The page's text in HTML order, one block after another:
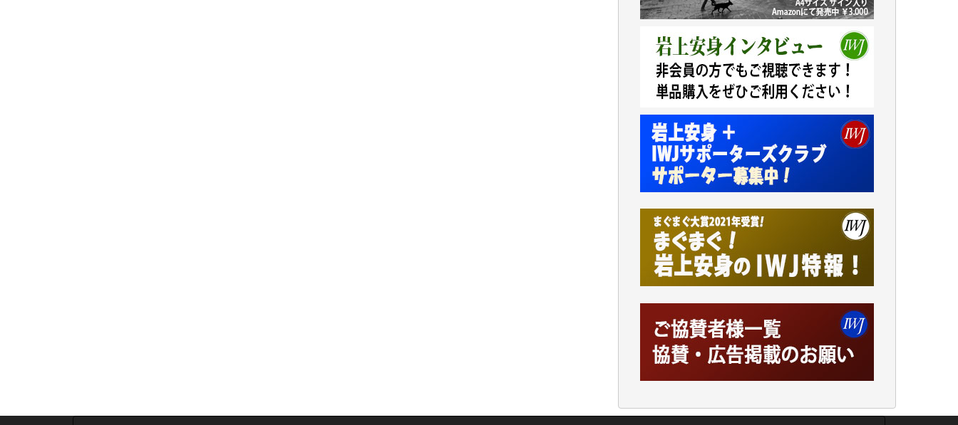
松本益美 様
及川昭男 様
岩井祐子 様
藤田英之 様
藤岡比左志 様
小池説夫 様
アオキカナメ 様
諸般の事情によりIWJ会費払えず今は非会員
です。市民側に立つ講演会にIWJのカメラマ
ンをよく拝見しております。コンテンツが失
われるのはあまりにもったいない。少しでも
お役立てください。（H.O.様）
今日、僅かですがカンパしました。（T.M.
様）
今日、僅かですがカンパしました。IWJの危
機を乗り切るには到底及ばない額ですが病気
の妻を抱えている私にとっては精一杯のカン
ューは大袈裟ではなく、極めて重要な知的財